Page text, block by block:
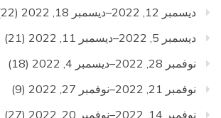
ديسمبر 12, 2022–ديسمبر 18, 2022
(22)
ديسمبر 5, 2022–ديسمبر 11, 2022
(21)
نوفمبر 28, 2022–ديسمبر 4, 2022
(18)
نوفمبر 21, 2022–نوفمبر 27, 2022
(9)
نوفمبر 14, 2022–نوفمبر 20, 2022
(27)